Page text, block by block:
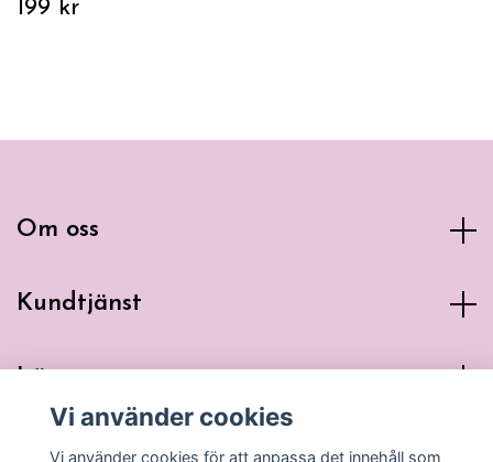
199 kr
Om oss
Kundtjänst
Läs mer
Sociala medier
Vi använder cookies
Vi använder cookies för att anpassa det innehåll som